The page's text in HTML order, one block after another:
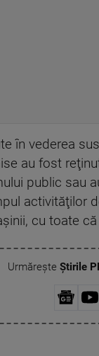
în vederea
au fost
public sau
activităţilor
cu toate
Urmărește Știrile